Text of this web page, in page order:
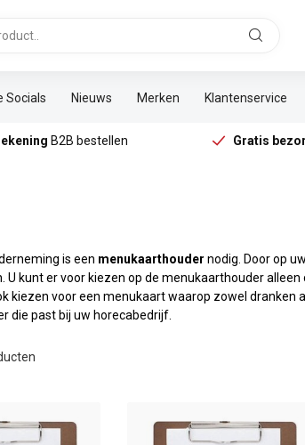
Socials Nieuws Merken Klantenservice
B2B bestellen Gratis
is een menukaarthouder nodig. Door op
U kunt er voor kiezen op de menukaarthouder
kiezen voor een menukaart waarop zowel
die past bij uw horecabedrijf.